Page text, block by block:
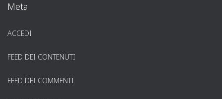
Meta
ACCEDI
FEED DEI CONTENUTI
FEED DEI COMMENTI